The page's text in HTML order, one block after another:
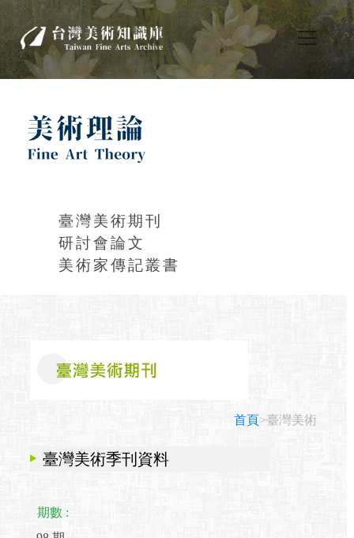
臺灣美術期刊
研討會論文
美術家傳記叢書
首頁>臺灣美術
臺灣美術季刊資料
期數 :